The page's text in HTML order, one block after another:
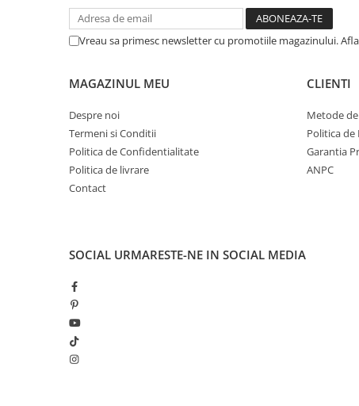
Vreau sa primesc newsletter cu promotiile magazinului.
MAGAZINUL MEU
Despre noi
Termeni si Conditii
Politica de Confidentialitate
Politica de livrare
Contact
CLIENTI
Metode
Politica de
Garantia
ANPC
SOCIAL URMARESTE-NE IN SOCIAL MEDIA